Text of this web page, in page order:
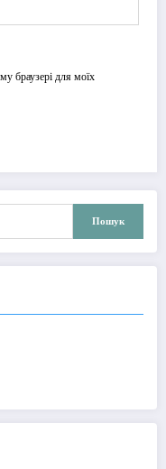
браузері для моїх
Пошук